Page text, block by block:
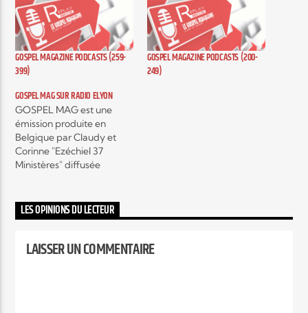
Elyon Live
Elyon Kids
GOSPEL MAGAZINE PODCASTS (259-
399)
GOSPEL MAGAZINE PODCASTS (200-
249)
GOSPEL MAG SUR RADIO ELYON
GOSPEL MAG est une
émission produite en
Belgique par Claudy et
Corinne "Ezéchiel 37
Ministères" diffusée
hebdomadaire autour de
l'actualité musicale Gospel
aussi, des interviews
LES OPINIONS DU LECTEUR
LAISSER UN COMMENTAIRE